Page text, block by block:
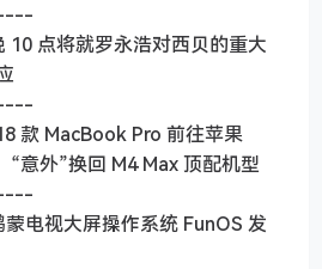
10 点将就罗永浩对西贝的重大
款 MacBook Pro 前往苹果
意外”换回 M4 Max 顶配机型
电视大屏操作系统 FunOS 发